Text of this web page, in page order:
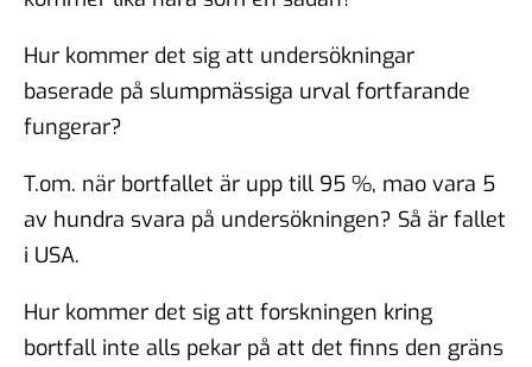
Hur kommer det sig att undersökningar
baserade på slumpmässiga urval fortfarande
fungerar?
T.om. när bortfallet är upp till 95 %, mao vara 5
av hundra svara på undersökningen? Så är fallet
i USA.
Hur kommer det sig att forskningen kring
bortfall inte alls pekar på att det finns den gräns